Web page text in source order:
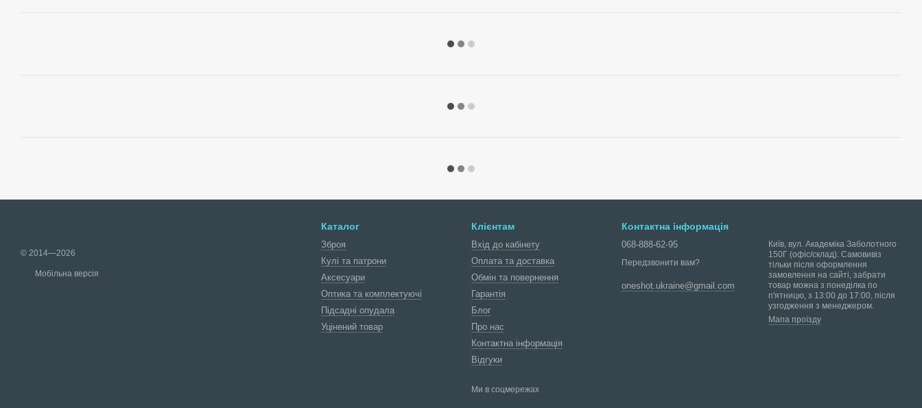
© 2014—2026
Мобільна версія
Каталог
Зброя
Кулі та патрони
Аксесуари
Оптика та комплектуючі
Підсадні опудала
Уцінений товар
Клієнтам
Вхід до кабінету
Оплата та доставка
Обмін та повернення
Гарантія
Блог
Про нас
Контактна інформація
Відгуки
Ми в соцмережах
Контактна інформація
068-888-62-95
Передзвонити вам?
oneshot.ukraine@gmail.com
Київ, вул. Академіка Заболотного
150Г (офіс/склад). Самовивіз
тільки після оформлення
замовлення на сайті, забрати
товар можна з понеділка по
п'ятницю, з 13:00 до 17:00, після
узгодження з менеджером.
Мапа проїзду